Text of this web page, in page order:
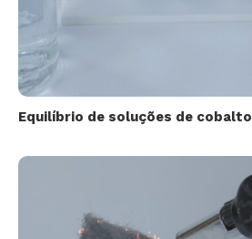
Equilíbrio de soluções de cobalto